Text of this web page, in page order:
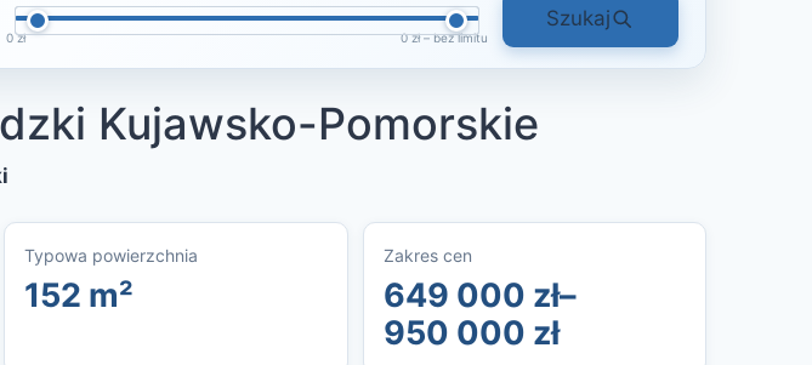
0 zł 0 zł – bez limitu
Szukaj
Kujawsko-Pomorskie
Typowa powierzchnia
152 m²
Zakres cen
649 000 zł–
950 000 zł